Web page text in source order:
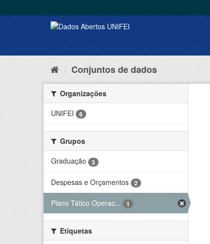
Conjuntos de dados
Organizações
UNIFEI
6
Grupos
Graduação
3
Despesas e Orçamentos 2
Plano Tático Operac... 1
Etiquetas